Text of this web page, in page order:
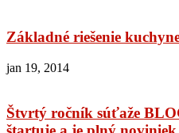
Základné riešenie
jan 19, 2014
Štvrtý ročník súťaže